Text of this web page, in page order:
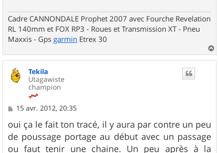
Cadre CANNONDALE Prophet 2007 avec Fourche Revelation
RL 140mm et FOX RP3 - Roues et Transmission XT - Pneu
Maxxis - Gps garmin Etrex 30
a
Tekila
Utagawiste
champion
M
s
s
a
g
15 avr. 2012, 20:35
oui ça le fait ton tracé, il y aura par contre un peu
de poussage portage au début avec un passage
ou faut tenir une chaine. Un peu après à la